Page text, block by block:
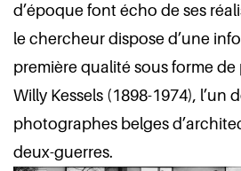
d’époque font écho de ses
le chercheur dispose d’une
première qualité sous forme
Willy Kessels (1898-1974), l’un
photographes belges
deux-guerres.